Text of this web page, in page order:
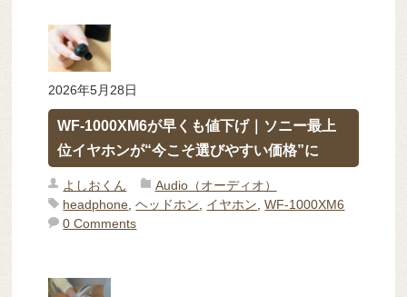
2026年5月28日
WF-1000XM6が早くも値下げ｜ソニー最上
位イヤホンが“今こそ選びやすい価格”に
よしおくん
Audio（オーディオ）
headphone ,ヘッドホン イヤホン ,WF-1000XM6
0 Comments